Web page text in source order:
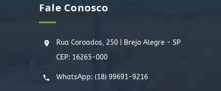
Fale Conosco
Rua Coroados, 250 | Brejo Alegre - SP
CEP: 16265-000
WhatsApp: (18) 99691-9216